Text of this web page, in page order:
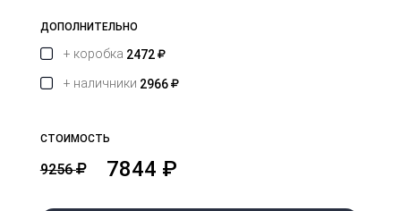
ДОПОЛНИТЕЛЬНО
+ коробка 2472
+ наличники 2966
СТОИМОСТЬ
9256 7844 ₽